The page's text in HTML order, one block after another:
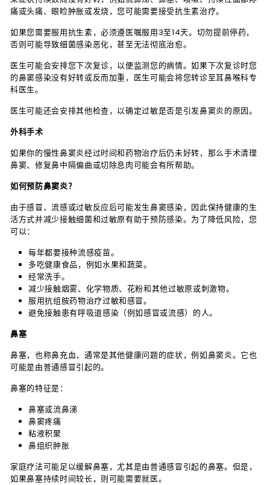
痛或头痛、眼睑肿胀或发烧，您可能需要接受抗生素治疗。
如果您需要服用抗生素，必须遵医嘱服用3至14天。切勿提前停药，
否则可能导致细菌感染恶化，甚至无法彻底治愈。
医生可能会安排您下次复诊，以便监测您的病情。如果下次复诊时您
的鼻窦感染没有好转或反而加重，医生可能会将您转诊至耳鼻喉科专
科医生。
医生可能还会安排其他检查，以确定过敏是否是引发鼻窦炎的原因。
外科手术
如果你的慢性鼻窦炎经过时间和药物治疗后仍未好转，那么手术清理
鼻窦、修复鼻中隔偏曲或切除息肉可能会有所帮助。
如何预防鼻窦炎？
由于感冒、流感或过敏反应后可能发生鼻窦感染，因此保持健康的生
活方式并减少接触细菌和过敏原有助于预防感染。为了降低风险，您
可以：
每年都要接种流感疫苗。
多吃健康食品，例如水果和蔬菜。
经常洗手。
减少接触烟雾、化学物质、花粉和其他过敏原或刺激物。
服用抗组胺药物治疗过敏和感冒。
避免接触患有呼吸道感染（例如感冒或流感）的人。
鼻塞
鼻塞，也称鼻充血，通常是其他健康问题的症状，例如鼻窦炎。它也
可能是由普通感冒引起的。
鼻塞的特征是：
鼻塞或流鼻涕
鼻窦疼痛
粘液积聚
鼻组织肿胀
家庭疗法可能足以缓解鼻塞，尤其是由普通感冒引起的鼻塞。但是，
如果鼻塞持续时间较长，则可能需要就医。